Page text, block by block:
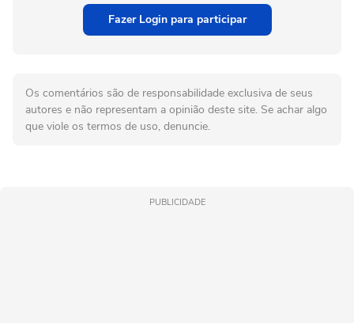
Fazer Login para participar
Os comentários são de responsabilidade exclusiva de seus
autores e não representam a opinião deste site. Se achar algo
que viole os termos de uso, denuncie.
PUBLICIDADE